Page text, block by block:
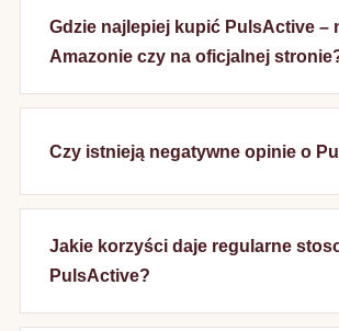
Gdzie najlepiej kupić PulsActive –
Amazonie czy na oficjalnej
Czy istnieją negatywne opinie o
Jakie korzyści daje regularne
PulsActive?